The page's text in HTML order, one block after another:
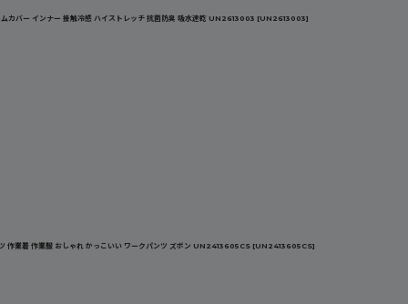
カバー インナー 接触冷感 ハイストレッチ 抗菌防臭 吸水速乾 UN2613003 [UN2613003]
作業着 作業服 おしゃれ かっこいい ワークパンツ ズボン UN2413605CS [UN2413605CS]